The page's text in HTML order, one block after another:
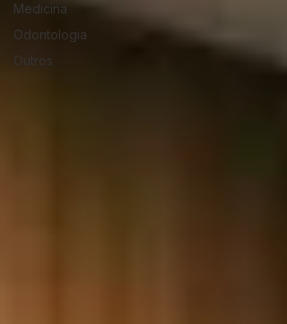
Medicina
Odontologia
Outros